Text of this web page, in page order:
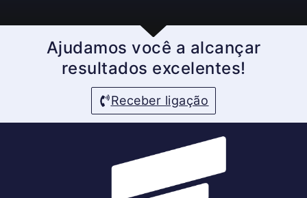
Ajudamos você a alcançar
resultados excelentes!
Receber ligação